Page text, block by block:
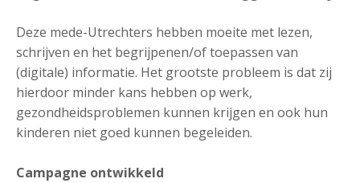
Deze mede-Utrechters hebben moeite met lezen,
schrijven en het begrijpenen/of toepassen van
(digitale) informatie. Het grootste probleem is dat zij
hierdoor minder kans hebben op werk,
gezondheidsproblemen kunnen krijgen en ook hun
kinderen niet goed kunnen begeleiden.
Campagne ontwikkeld